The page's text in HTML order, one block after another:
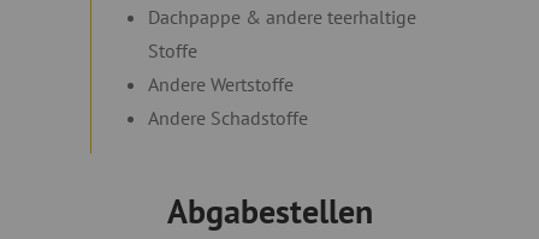
Dachpappe & andere teerhaltige
Stoffe
Andere Wertstoffe
Andere Schadstoffe
Abgabestellen